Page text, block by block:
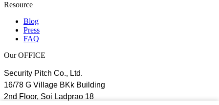
Resource
Blog
Press
FAQ
Our OFFICE
Security Pitch Co., Ltd.
16/78 G Village BKk Building
2nd Floor, Soi Ladprao 18